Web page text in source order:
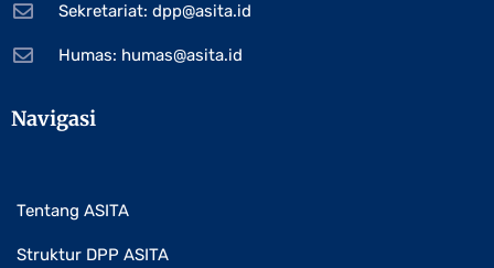
Sekretariat: dpp@asita.id
Humas: humas@asita.id
Navigasi
Tentang ASITA
Struktur DPP ASITA